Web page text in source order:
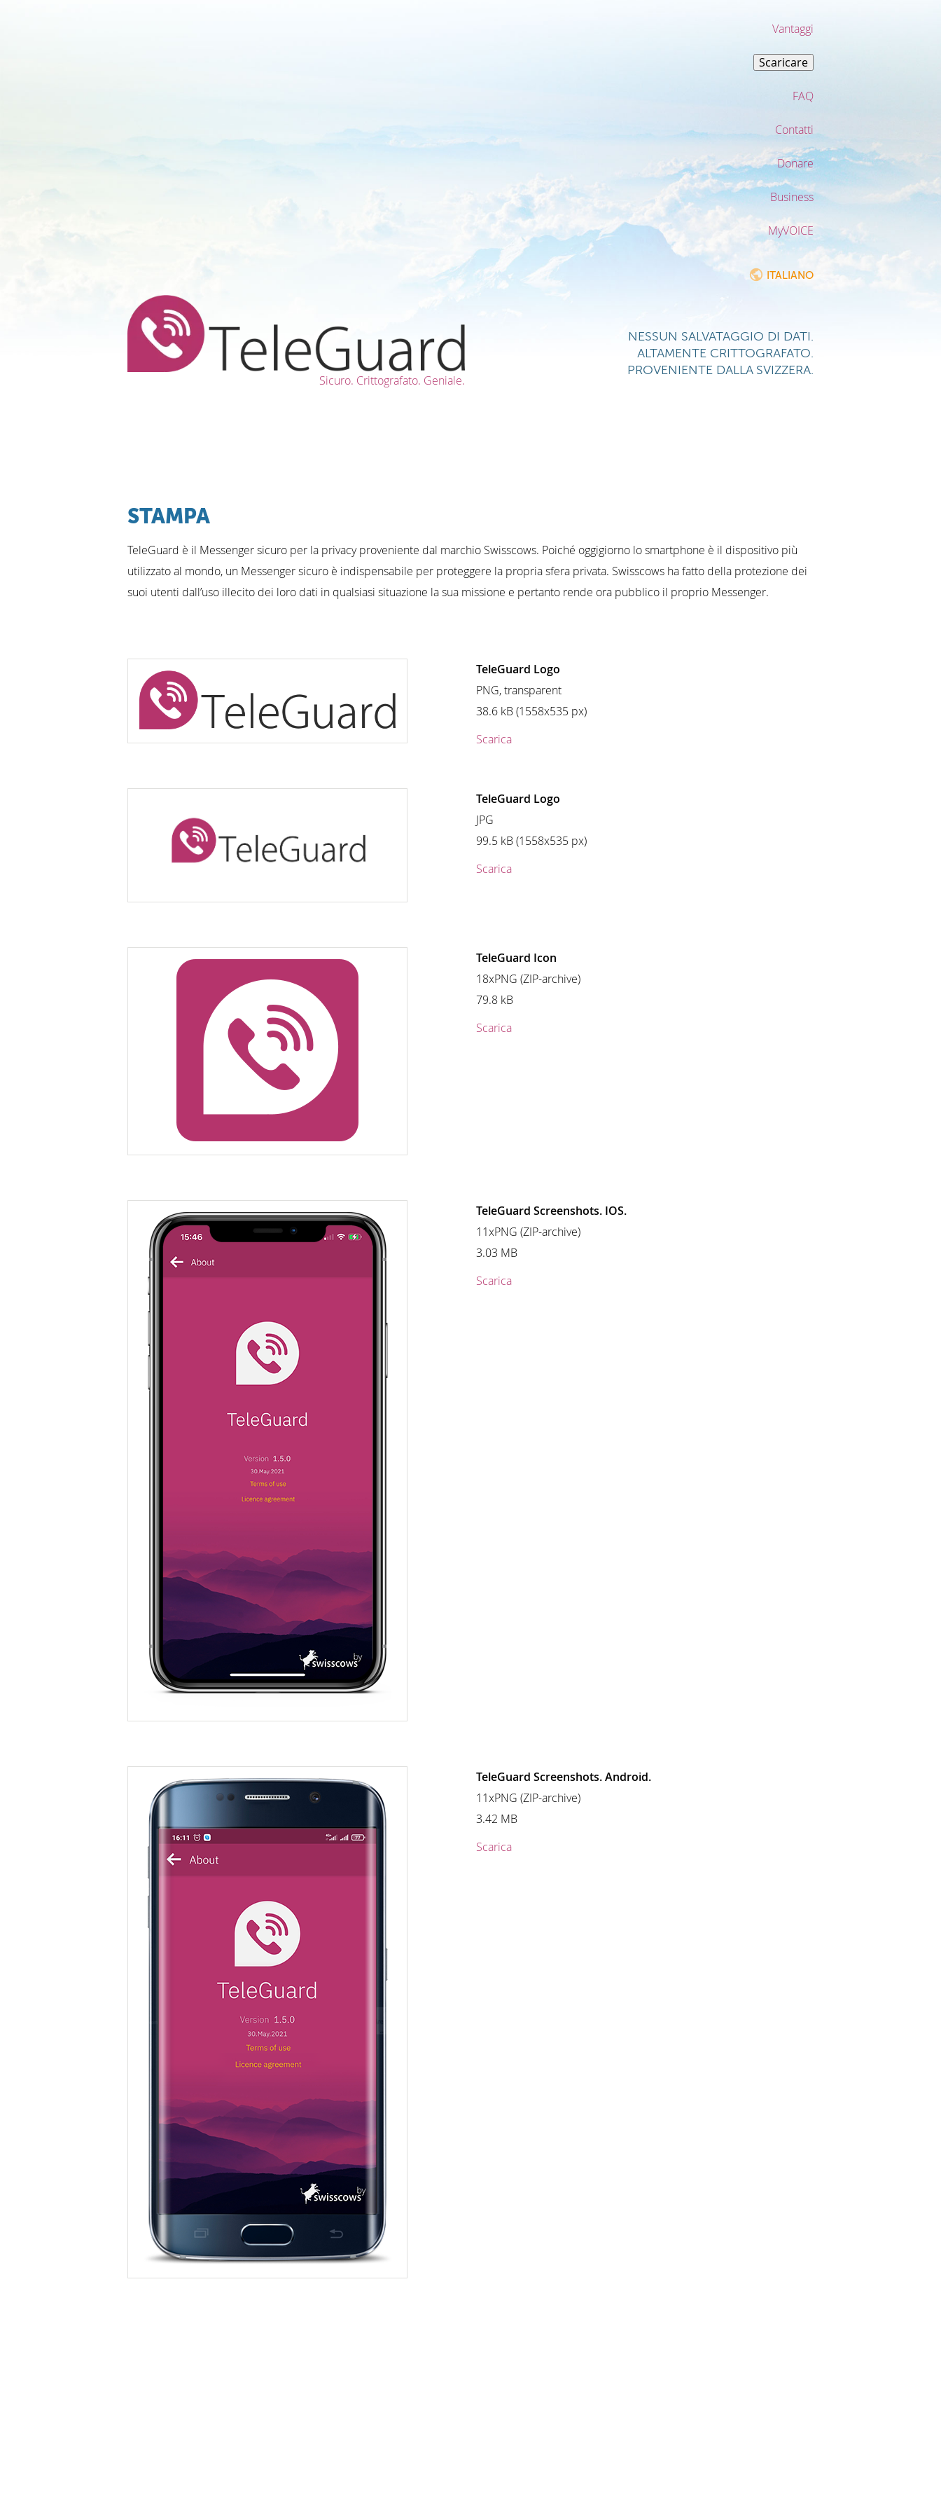
Vantaggi
Scaricare
FAQ
Contatti
Donare
Business
MyVOICE
ITALIANO
Sicuro. Crittografato. Geniale.
NESSUN SALVATAGGIO DI DATI.
ALTAMENTE CRITTOGRAFATO.
PROVENIENTE DALLA SVIZZERA.
STAMPA
TeleGuard è il Messenger sicuro per la privacy proveniente dal marchio Swisscows. Poiché oggigiorno lo smartphone è il dispositivo più
utilizzato al mondo, un Messenger sicuro è indispensabile per proteggere la propria sfera privata. Swisscows ha fatto della protezione dei
suoi utenti dall’uso illecito dei loro dati in qualsiasi situazione la sua missione e pertanto rende ora pubblico il proprio Messenger.
TeleGuard Logo
PNG, transparent
38.6 kB (1558x535 px)
Scarica
TeleGuard Logo
JPG
99.5 kB (1558x535 px)
Scarica
TeleGuard Icon
18xPNG (ZIP-archive)
79.8 kB
Scarica
TeleGuard Screenshots. IOS.
11xPNG (ZIP-archive)
3.03 MB
Scarica
TeleGuard Screenshots. Android.
11xPNG (ZIP-archive)
3.42 MB
Scarica